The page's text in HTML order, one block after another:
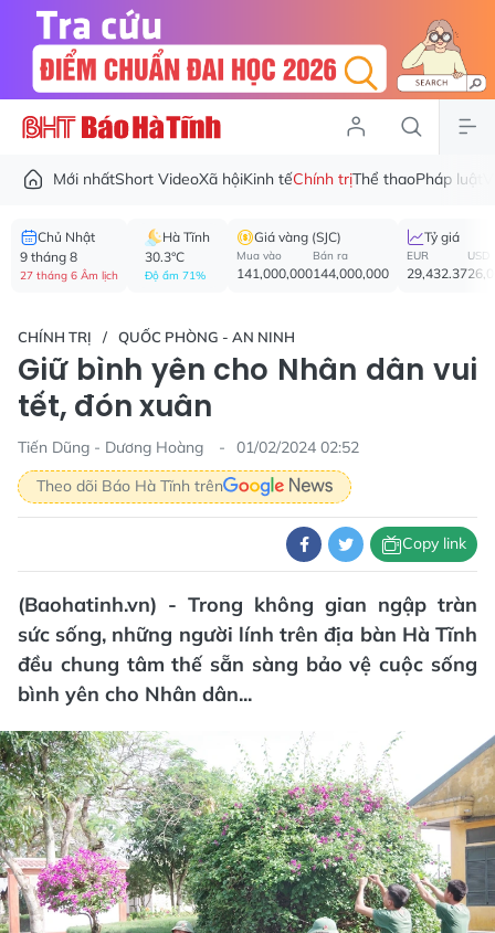
Mới nhấtShort VideoXã hộiKinh tếChính trịThể thaoPháp luật
Chủ Nhật
9 tháng 8
27 tháng 6 Âm lịch
Hà Tĩnh
30.3°C
Độ ẩm 71%
Giá vàng (SJC)
Mua vào
141,000,000
Bán ra
144,000,000
Tỷ giá
EUR
29,432.37
USD
CHÍNH TRỊ QUỐC PHÒNG - AN NINH
Giữ bình yên cho Nhân dân vui
tết, đón xuân
Tiến Dũng - Dương Hoàng
01/02/2024 02:52
Theo dõi Báo Hà Tĩnh trên
Copy link
(Baohatinh.vn) - Trong không gian ngập tràn
sức sống, những người lính trên địa bàn Hà Tĩnh
đều chung tâm thế sẵn sàng bảo vệ cuộc sống
bình yên cho Nhân dân...